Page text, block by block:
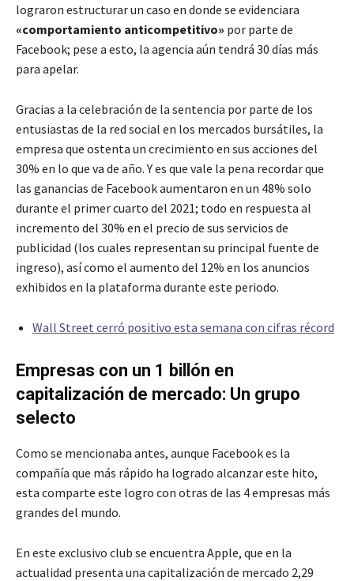
lograron estructurar un caso en donde se evidenciara
«comportamiento anticompetitivo» por parte de
Facebook; pese a esto, la agencia aún tendrá 30 días más
para apelar.
Gracias a la celebración de la sentencia por parte de los
entusiastas de la red social en los mercados bursátiles, la
empresa que ostenta un crecimiento en sus acciones del
30% en lo que va de año. Y es que vale la pena recordar que
las ganancias de Facebook aumentaron en un 48% solo
durante el primer cuarto del 2021; todo en respuesta al
incremento del 30% en el precio de sus servicios de
publicidad (los cuales representan su principal fuente de
ingreso), así como el aumento del 12% en los anuncios
exhibidos en la plataforma durante este periodo.
Wall Street cerró positivo esta semana con cifras récord
Empresas con un 1 billón en
capitalización de mercado: Un grupo
selecto
Como se mencionaba antes, aunque Facebook es la
compañía que más rápido ha logrado alcanzar este hito,
esta comparte este logro con otras de las 4 empresas más
grandes del mundo.
En este exclusivo club se encuentra Apple, que en la
actualidad presenta una capitalización de mercado 2,29